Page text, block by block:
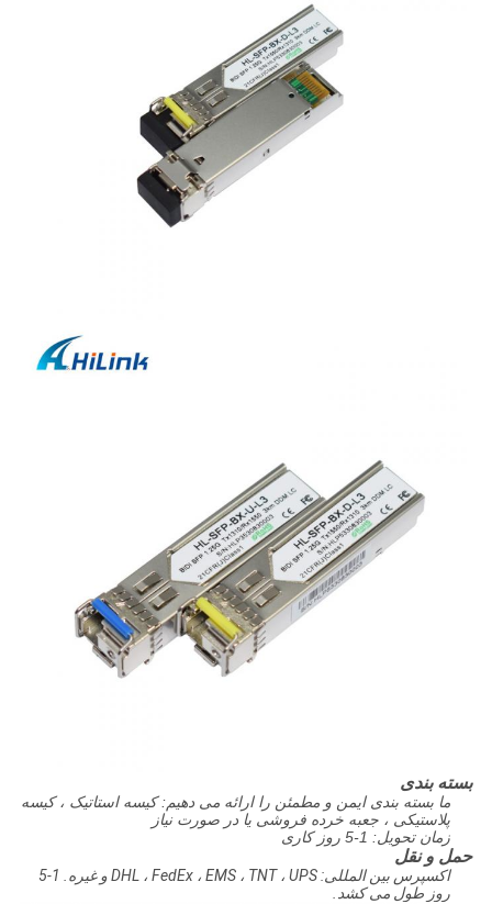
بسته بندی
ما بسته بندی ایمن و مطمئن را ارائه می دهیم: کیسه استاتیک ، کیسه
پلاستیکی ، جعبه خرده فروشی یا در صورت نیاز
زمان تحویل: 1-5 روز کاری
حمل و نقل
اکسپرس بین المللی: DHL ، FedEx ، EMS ، TNT ، UPS و غیره.
1-5
روز طول می کشد.